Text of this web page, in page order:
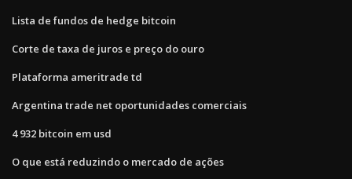
Lista de fundos de hedge bitcoin
Corte de taxa de juros e preço do ouro
Plataforma ameritrade td
Argentina trade net oportunidades comerciais
4 932 bitcoin em usd
O que está reduzindo o mercado de ações